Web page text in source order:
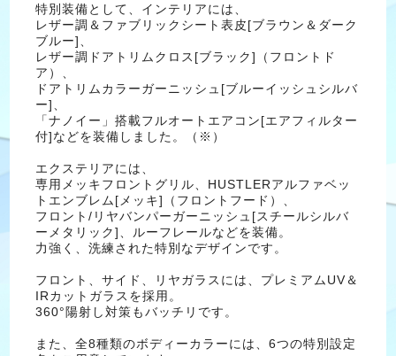
特別装備として、インテリアには、
レザー調＆ファブリックシート表皮[ブラウン＆ダーク
ブルー]、
レザー調ドアトリムクロス[ブラック]（フロントド
ア）、
ドアトリムカラーガーニッシュ[ブルーイッシュシルバ
ー]、
「ナノイー」搭載フルオートエアコン[エアフィルター
付]などを装備しました。（※）
エクステリアには、
専用メッキフロントグリル、HUSTLERアルファベッ
トエンブレム[メッキ]（フロントフード）、
フロント/リヤバンパーガーニッシュ[スチールシルバ
ーメタリック]、ルーフレールなどを装備。
力強く、洗練された特別なデザインです。
フロント、サイド、リヤガラスには、プレミアムUV＆
IRカットガラスを採用。
360°陽射し対策もバッチリです。
また、全8種類のボディーカラーには、6つの特別設定